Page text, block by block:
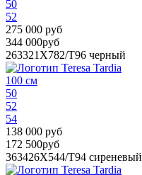
50
52
275 000 руб
344 000руб
263321X782/T96 черный
100 см
50
52
54
138 000 руб
172 500руб
363426X544/T94 сиреневый